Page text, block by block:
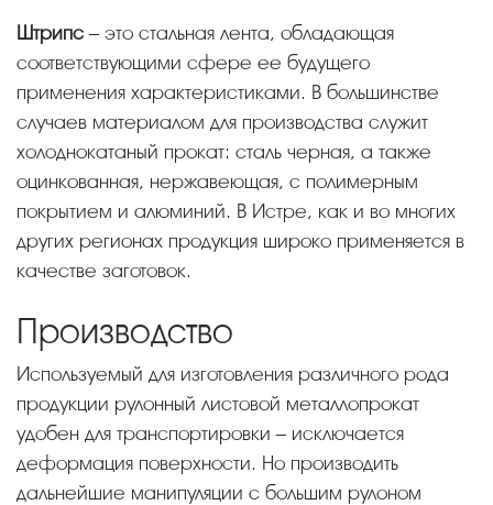
Штрипс– это стальная лента, обладающая
соответствующими сфере ее будущего
применения характеристиками. В большинстве
случаев материалом для производства служит
холоднокатаный прокат: сталь черная, а также
оцинкованная, нержавеющая, с полимерным
покрытием и алюминий. В Истре, как и во многих
других регионах продукция широко применяется в
качестве заготовок.
Производство
Используемый для изготовления различного рода
продукции рулонный листовой металлопрокат
удобен для транспортировки – исключается
деформация поверхности. Но производить
дальнейшие манипуляции с большим рулоном